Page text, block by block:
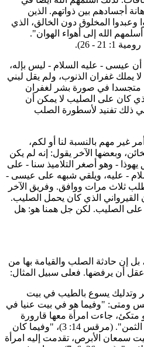
أجسادهم بين ذواتهم. الذين
المخلوق دون الخالق، الذي
الله إلى أهواء الهوان".
- 26).
عيسى - عليه السلام - ليس بإله،
يملك غفران الذنوب، ولم يقل لبني
متجسدا في صورة بشر لغفران
كان على الصليب لا يمكن أن
ذلك تفنيد لأسطورة الصلب
مهم بالنسبة لنا أو لكم،
وبعضها الآخر يقول: إنه لم يكن
- وهو أصغر التلاميذ سنا - على
- عليه، ويلقي شبهه على عيسى -
ثلاث مرات ووافق. وفريق الآخر
الذي كان يحمل الصليب.
الصليب. لكن جل همنا هو: هل
إن حادثة الصلب والقيامة بها من
أن يرفضها. فعلى سبيل المثال:
يسوع بالطيب في بيت
ومتى: "وفيما هو في بيت عنيا في
جاءت امرأة معها قارورة
طيب ناردين خالص كثير الثمن". (مرقس 14: 3)، "وفيما كان
الأبرص، تقدمت إليه امرأة